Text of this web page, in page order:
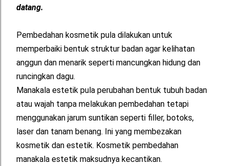
datang.
Pembedahan kosmetik pula dilakukan untuk
memperbaiki bentuk struktur badan agar kelihatan
anggun dan menarik seperti mancungkan hidung dan
runcingkan dagu.
Manakala estetik pula perubahan bentuk tubuh badan
atau wajah tanpa melakukan pembedahan tetapi
menggunakan jarum suntikan seperti filler, botoks,
laser dan tanam benang. Ini yang membezakan
kosmetik dan estetik. Kosmetik pembedahan
manakala estetik maksudnya kecantikan.